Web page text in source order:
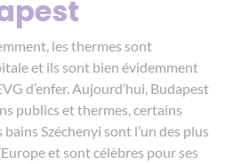
les thermes sont
et ils sont bien évidemment
d’enfer. Aujourd’hui, Budapest
publics et thermes, certains
Széchenyi sont l’un des plus
et sont célèbres pour ses